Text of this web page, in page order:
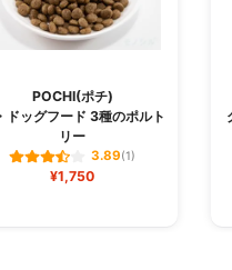
POCHI(ポチ)
ドッグフード 3種のポルト
リー
3.89(1)
¥1,750